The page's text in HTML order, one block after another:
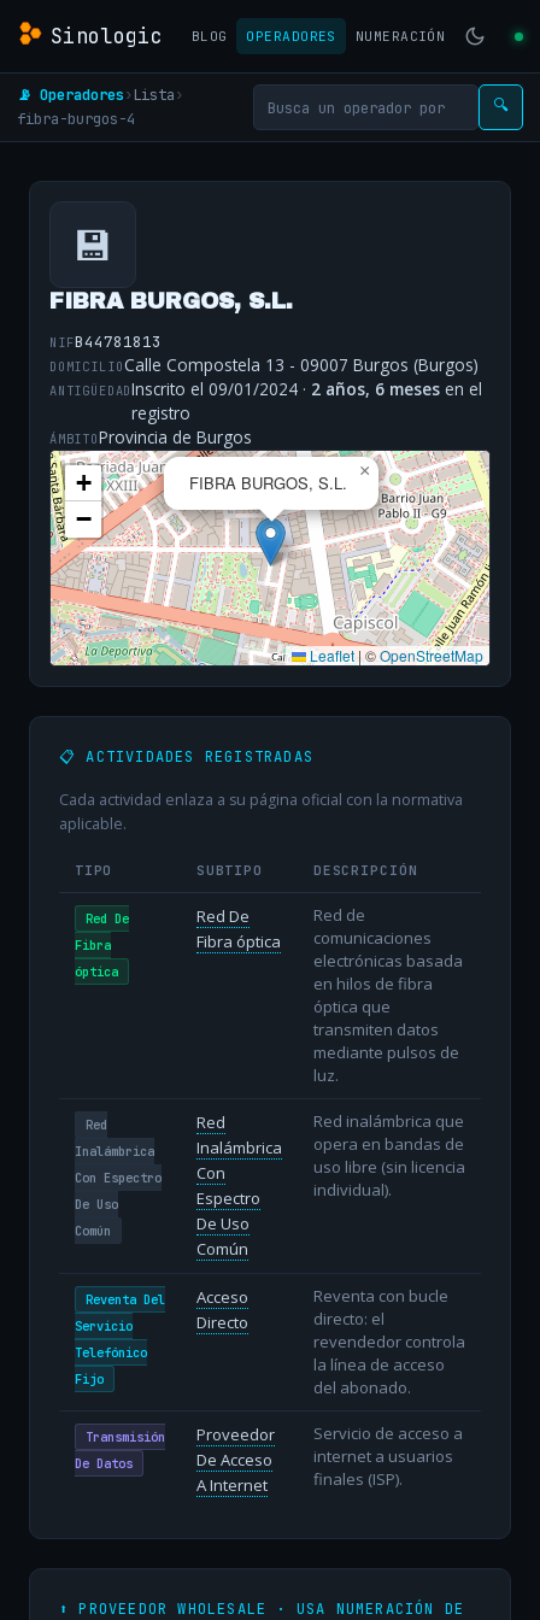
Sinologic BLOG OPERADORES NUMERACIÓN
📡 Operadores› Lista›
fibra-burgos-4
🔍
💾
FIBRA BURGOS, S.L.
NIFB44781813
DOMICILIOCalle Compostela 13 - 09007 Burgos (Burgos)
ANTIGÜEDADInscrito el 09/01/2024 · 2 años, 6 meses en el
registro
ÁMBITOProvincia de Burgos
FIBRA BURGOS, S.L.
×
+
−
Leaflet | ©OpenStreetMap
📋 ACTIVIDADES REGISTRADAS
Cada actividad enlaza a su página oficial con la normativa
aplicable.
TIPO SUBTIPO DESCRIPCIÓN
Red De
Fibra
óptica
Red De
Fibra óptica
Red de
comunicaciones
electrónicas basada
en hilos de fibra
óptica que
transmiten datos
mediante pulsos de
luz.
Red
Inalámbrica
Con Espectro
De Uso
Común
Red
Inalámbrica
Con
Espectro
De Uso
Común
Red inalámbrica que
opera en bandas de
uso libre (sin licencia
individual).
Reventa Del
Servicio
Telefónico
Fijo
Acceso
Directo
Reventa con bucle
directo: el
revendedor controla
la línea de acceso
del abonado.
Transmisión
De Datos
Proveedor
De Acceso
A Internet
Servicio de acceso a
internet a usuarios
finales (ISP).
⬆️ PROVEEDOR WHOLESALE · USA NUMERACIÓN DE